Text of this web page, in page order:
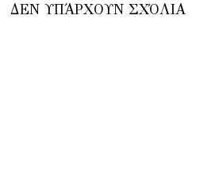
ΔΕΝ ΥΠΆΡΧΟΥΝ ΣΧΌΛΙΑ